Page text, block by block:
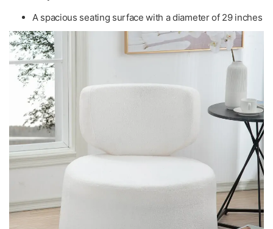
A spacious seating surface with a diameter of 29 inches